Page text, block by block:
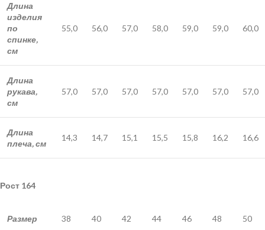
Длина
изделия
по
спинке,
см
55,0 56,0 57,0 58,0 59,0 59,0 60,0
Длина
рукава,
см
57,0 57,0 57,0 57,0 57,0 57,0 57,0
Длина
плеча, см
14,3 14,7 15,1 15,5 15,8 16,2 16,6
Рост 164
Размер 38 40 42 44 46 48 50